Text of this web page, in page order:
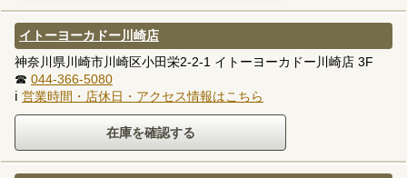
イトーヨーカドー川崎店
神奈川県川崎市川崎区小田栄2-2-1 イトーヨーカドー川崎店 3F
☎ 044-366-5080
ℹ 営業時間・店休日・アクセス情報はこちら